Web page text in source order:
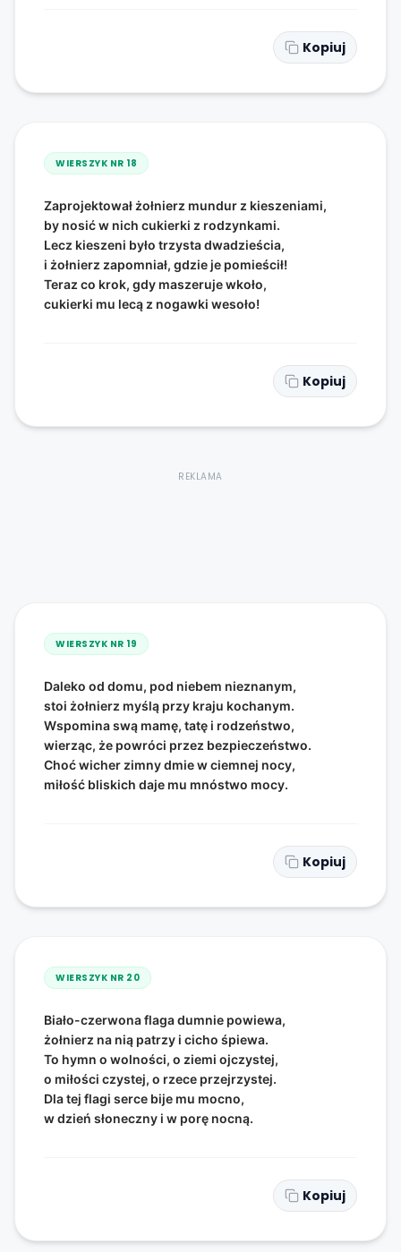
Kopiuj
WIERSZYK NR 18
Zaprojektował żołnierz mundur z kieszeniami,
by nosić w nich cukierki z rodzynkami.
Lecz kieszeni było trzysta dwadzieścia,
i żołnierz zapomniał, gdzie je pomieścił!
Teraz co krok, gdy maszeruje wkoło,
cukierki mu lecą z nogawki wesoło!
Kopiuj
REKLAMA
WIERSZYK NR 19
Daleko od domu, pod niebem nieznanym,
stoi żołnierz myślą przy kraju kochanym.
Wspomina swą mamę, tatę i rodzeństwo,
wierząc, że powróci przez bezpieczeństwo.
Choć wicher zimny dmie w ciemnej nocy,
miłość bliskich daje mu mnóstwo mocy.
Kopiuj
WIERSZYK NR 20
Biało-czerwona flaga dumnie powiewa,
żołnierz na nią patrzy i cicho śpiewa.
To hymn o wolności, o ziemi ojczystej,
o miłości czystej, o rzece przejrzystej.
Dla tej flagi serce bije mu mocno,
w dzień słoneczny i w porę nocną.
Kopiuj